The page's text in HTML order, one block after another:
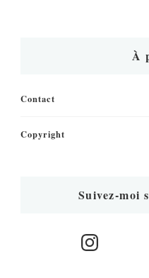
À
Contact
Copyright
Suivez-moi
Instagram